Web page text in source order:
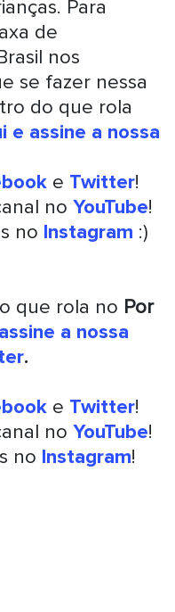
Para
de
nos
se fazer nessa
do que rola
e assine a nossa
e Twitter!
no YouTube!
no Instagram :)
que rola no Por
a nossa
.
e Twitter!
no YouTube!
no Instagram!